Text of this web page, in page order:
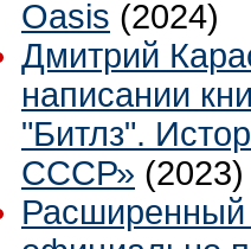
Oasis (2024)
Дмитрий
написании
"Битлз".
СССР» (2023)
Расширенный